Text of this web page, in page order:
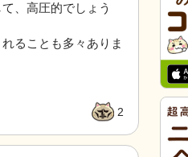
、高圧的でしょう
ることも多々ありま
2